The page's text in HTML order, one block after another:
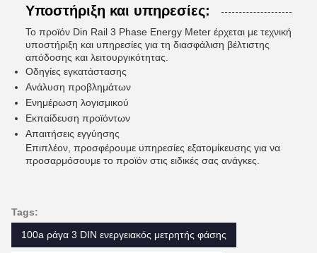
Υποστήριξη και υπηρεσίες:
Το προϊόν Din Rail 3 Phase Energy Meter έρχεται με τεχνική
υποστήριξη και υπηρεσίες για τη διασφάλιση βέλτιστης
απόδοσης και λειτουργικότητας.
Οδηγίες εγκατάστασης
Ανάλυση προβλημάτων
Ενημέρωση λογισμικού
Εκπαίδευση προϊόντων
Απαιτήσεις εγγύησης
Επιπλέον, προσφέρουμε υπηρεσίες εξατομίκευσης για να
προσαρμόσουμε το προϊόν στις ειδικές σας ανάγκες.
Tags:
100a ράγα 3 DIN ενεργειακός μετρητής φάσης